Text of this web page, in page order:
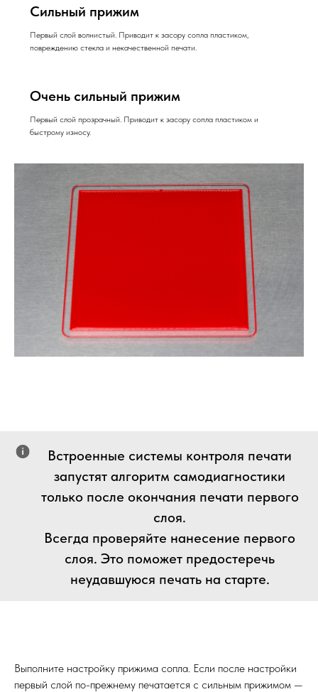
Сильный прижим
Первый слой волнистый. Приводит к засору сопла пластиком,
повреждению стекла и некачественной печати.
Очень сильный прижим
Первый слой прозрачный. Приводит к засору сопла пластиком и
быстрому износу.
Встроенные системы контроля печати
запустят алгоритм самодиагностики
только после окончания печати первого
слоя.
Всегда проверяйте нанесение первого
слоя. Это поможет предостеречь
неудавшуюся печать на старте.
Выполните настройку прижима сопла. Если после настройки
первый слой по-прежнему печатается с сильным прижимом —